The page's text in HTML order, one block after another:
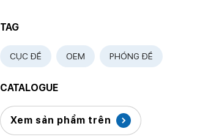
TAG
CỤC ĐỀ OEM PHÓNG ĐỀ
CATALOGUE
Xem sản phẩm trên